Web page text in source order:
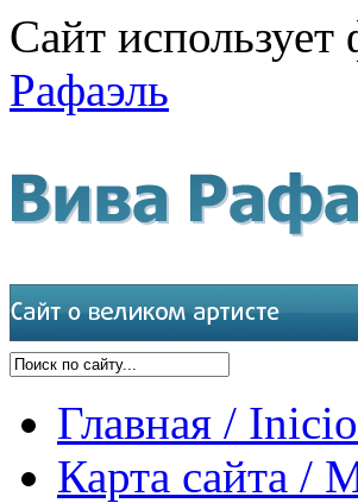
Сайт
Рафаэль
Главная / Inicio
Карта сайта /